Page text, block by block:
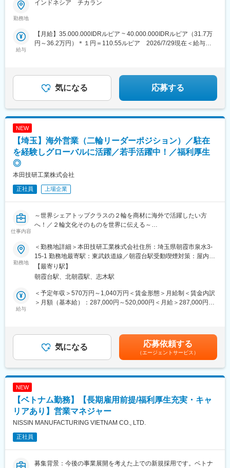
ョン向上
・営業予算の管理
・チーム指導、顧客との関係構築による市場競争力向上
・東南アジア市場におけるビジネス成長促進のための新規顧客獲
得と既存顧客拡大
・市場分析、レポート作成（市場動向、競合情報の定期的な分
◎営業戦略の策定
・東南アジア市場における営業戦略の立案・実行による売上目標
の達成および市場シェア拡大
◎営業活動
◎マーケティング／新規開発と開拓
・企業名：YAMASHIN THAI Ltd.
・形態：在籍出向
・勤務地：388 Exchange Tower, 21st floor, unit 2101-2,
Sukhumvit Road,Klongtoey, Subdistrict, Klongtoey District
Bangkok 10110
Thailand
変更の範囲：会社の定める業務
・新規開拓営業
・見積書・請求書の作成・管理
★書類選考通過時には、パーソル海外拠点の現地日本人コンサル
タントがしっかりとサポートいたしますので、
安心してご応募ください！
意欲さえあればインドネシアにいってから十分に覚えていただけ
ます。 アルファベットで文法もシンプル。 英語ができなかった人
でもインドネシア語を覚えて活躍している人がたくさんいます。
1. 東南アジアの人口大国 世界第4位の人口。国民の平均年齢は28
歳と若く、内需が強い。 飲食・ベビー用品など世界中から参入。
イスラムを対象としたビジネスの拠点でもある。 ASEANのHQも
あり、今後東南アジアの中で中心的な役割を果たす国になること
間違いなし。 2. 世界有数の親日国 日本の経済協力や、サブカルの
影響もあり、日本に対して非常に好印象を持っている。 困ってい
流基金2015年調査）
3. 大きな裁量権・マネジメント経験 現地スタッフのマネジメント
や育成、事業の責任者などを早期に任される。 日本よりも年齢・
経験の有無に関わらず挑戦ができ、意思決定も任される。
勤務地
インドネシア チカラン
給与
【月給】35.000.000IDRルピア ~ 40.000.000IDRルピア（31.7万
円～36.2万円）＊１円＝110.55ルピア 2026/7/29現在＜給与補
気になる 応募する
NEW
【埼玉】海外営業（二輪リーダーポジション）／駐在
を経験しグローバルに活躍／若手活躍中！／福利厚生
◎
本田技研工業株式会社
正社員 上場企業
仕事内容
～世界シェアトップクラスの２輪を商材に海外で活躍したい方
へ！／２輪文化そのものを世界に伝える～
■職務概要：
グローバルでトップシェアHonda二輪事業の最大化に向けて、新
たな市場開拓を目指し日本国内から現地サポート業務を行いま
す。国内で本社業務を積まれた後、現地への赴任の機会もござい
ます。
■職務詳細：
＜具体的には＞
各地域の現地法人や販売代理店に対する、製品輸出、需給調整、
理
・完成車・ノックダウン部品の輸出と管理
・三国間貿易実務および管理
勤務地
＜勤務地詳細＞本田技研工業株式会社住所：埼玉県朝霞市泉水3-
15-1 勤務地最寄駅：東武鉄道線／朝霞台駅受動喫煙対策：屋内全
面禁煙変更の範囲：会社の定める事業所（リモートワーク含む）
【最寄り駅】
朝霞台駅、北朝霞駅、志木駅
給与
＜予定年収＞570万円～1,040万円＜賃金形態＞月給制＜賃金内訳
＞月額（基本給）：287,000円～520,000円＜月給＞287,000円～
（月給約36万円）・係長クラス 約960万円（月給約43万円）・
管理職 約1,230万円（月給約64万円）賃金はあくまでも目安の
金額であり、選考を通じて上下する可能性があります。月給(月額)
は固定手当を含めた表記です。
気になる 応募依頼する
（エージェントサービス）
NEW
【ベトナム勤務】【長期雇用前提/福利厚生充実・キャ
リアあり】営業マネジャー
NISSIN MANUFACTURING VIETNAM CO., LTD.
正社員
募集背景：今後の事業展開を考えた上での新規採用です。ベトナ